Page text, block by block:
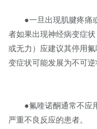
●一旦出现肌腱疼痛或
者如果出现神经病变症
或无力）应建议其停用
变症状可能发展为不可逆
●氟喹诺酮通常不应用
严重不良反应的患者。